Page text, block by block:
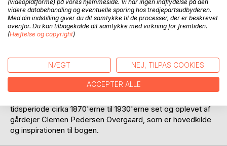
Bogen er en rejse i de første industrier i Brande området
indenfor teglindustri, håndværkere og opstarten af byens
tidsperiode cirka 1870'erne til 1930'erne set og oplevet af
gårdejer Clemen Pedersen Overgaard, som er hovedkilde
og inspirationen til bogen.
(videoplatforme) på vores hjemmeside. Vi har ingen indflydelse på den
videre databehandling og eventuelle sporing hos tredjepartsudbyderen.
Med din indstilling giver du dit samtykke til de processer, der er beskrevet
ovenfor. Du kan tilbagekalde dit samtykke med virkning for fremtiden.
(Hæftelse og copyright)
NÆGT NEJ, TILPAS COOKIES
ACCEPTER ALLE